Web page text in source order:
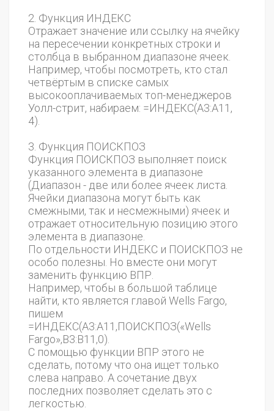
2. Функция ИНДЕКС
Отражает значение или ссылку на ячейку
на пересечении конкретных строки и
столбца в выбранном диапазоне ячеек.
Например, чтобы посмотреть, кто стал
четвёртым в списке самых
высокооплачиваемых топ-менеджеров
Уолл-стрит, набираем: =ИНДЕКС(А3:А11,
4).
3. Функция ПОИСКПОЗ
Функция ПОИСКПОЗ выполняет поиск
указанного элемента в диапазоне
(Диапазон - две или более ячеек листа.
Ячейки диапазона могут быть как
смежными, так и несмежными) ячеек и
отражает относительную позицию этого
элемента в диапазоне.
По отдельности ИНДЕКС и ПОИСКПОЗ не
особо полезны. Но вместе они могут
заменить функцию ВПР.
Например, чтобы в большой таблице
найти, кто является главой Wells Fargo,
пишем
=ИНДЕКС(А3:А11,ПОИСКПОЗ(«Wells
Fargo»,B3:B11,0).
С помощью функции ВПР этого не
сделать, потому что она ищет только
слева направо. А сочетание двух
последних позволяет сделать это с
легкостью.